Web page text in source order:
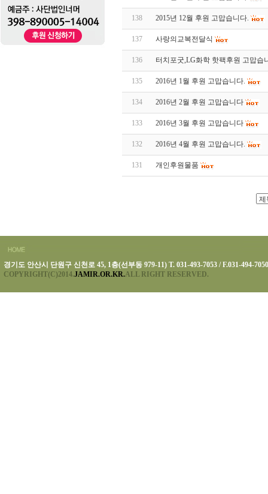
138 2015년 12월 후원 고맙습니다.
137 사랑의교복전달식
136 터치포굿,LG화학 핫팩후원 고맙습
135 2016년 1월 후원 고맙습니다.
134 2016년 2월 후원 고맙습니다
133 2016년 3월 후원 고맙습니다
132 2016년 4월 후원 고맙습니다.
131 개인후원물품
경기도 안산시 단원구 신천로 45, 1층(선부동 979-11) T. 031-493-7053 / F.031-494-7050
COPYRIGHT(C)2014.JAMIR.OR.KR.ALL RIGHT RESERVED.